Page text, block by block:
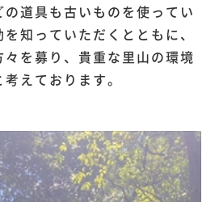
道具も古いものを使ってい
知っていただくとともに、
を募り、貴重な里山の環境
えております。